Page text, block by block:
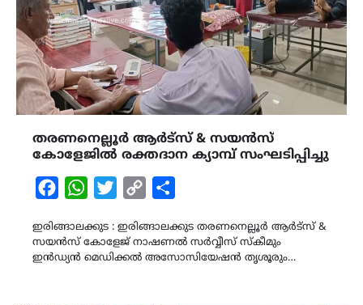
തരണനെല്ലൂർ ആർട്സ് & സയൻസ്
കോളേജിൽ രക്തദാന ക്യാമ്പ് സംഘടിപ്പിച്ചു
FacebookWhatsAppTwitterCopy
ഇരിങ്ങാലക്കുട : ഇരിങ്ങാലക്കുട തരണനെല്ലൂർ ആർട്സ് &
സയൻസ് കോളേജ് നാഷണൽ സർവ്വീസ് സ്കീമും
ഇൻഡ്യൻ മെഡിക്കൽ അസോസിയേഷൻ തൃശൂരും…